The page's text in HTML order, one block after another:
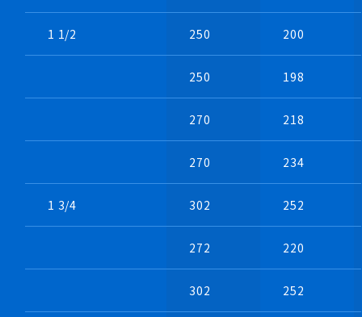
・ベルト掛け式
・モーター対向置き
・両側吸込式ベルト駆動式
・スペースの有効利用のため
1 1/2 250 200
250 198
270 218
270 234
1 3/4 302 252
272 220
302 252